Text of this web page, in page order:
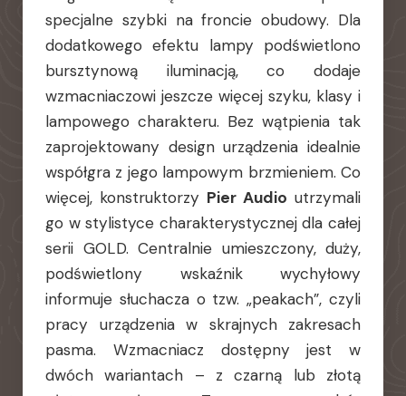
specjalne szybki na froncie obudowy. Dla
dodatkowego efektu lampy podświetlono
bursztynową iluminacją, co dodaje
wzmacniaczowi jeszcze więcej szyku, klasy i
lampowego charakteru. Bez wątpienia tak
zaprojektowany design urządzenia idealnie
współgra z jego lampowym brzmieniem. Co
więcej, konstruktorzy Pier Audio utrzymali
go w stylistyce charakterystycznej dla całej
serii GOLD. Centralnie umieszczony, duży,
podświetlony wskaźnik wychyłowy
informuje słuchacza o tzw. „peakach”, czyli
pracy urządzenia w skrajnych zakresach
pasma. Wzmacniacz dostępny jest w
dwóch wariantach – z czarną lub złotą